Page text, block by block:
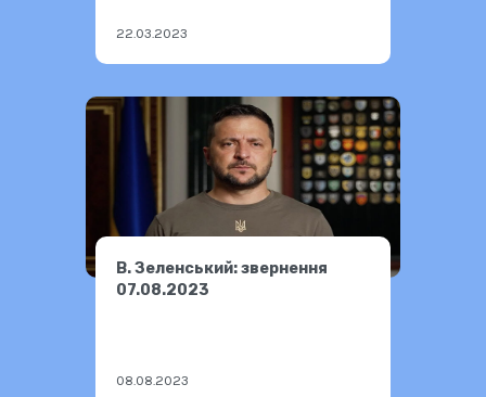
22.03.2023
В. Зеленський: звернення
07.08.2023
08.08.2023